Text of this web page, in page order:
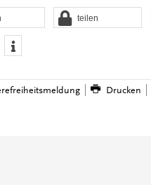
teilen
Drucken